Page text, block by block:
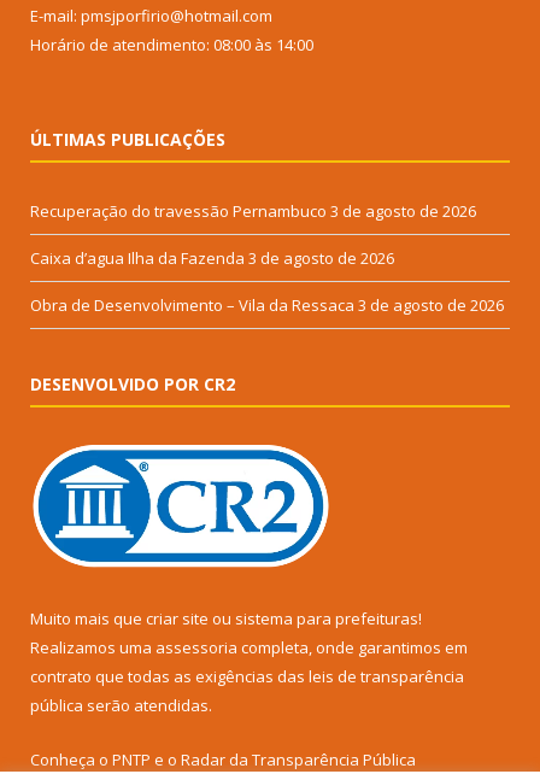
E-mail: pmsjporfirio@hotmail.com
Horário de atendimento: 08:00 às 14:00
ÚLTIMAS PUBLICAÇÕES
Recuperação do travessão Pernambuco 3 de agosto de 2026
Caixa d’agua Ilha da Fazenda 3 de agosto de 2026
Obra de Desenvolvimento – Vila da Ressaca 3 de agosto de 2026
DESENVOLVIDO POR CR2
Muito mais que criar site ou sistema para prefeituras!
Realizamos uma assessoria completa, onde garantimos em
contrato que todas as exigências das leis de transparência
pública serão atendidas.
Conheça o PNTP e o Radar da Transparência Pública